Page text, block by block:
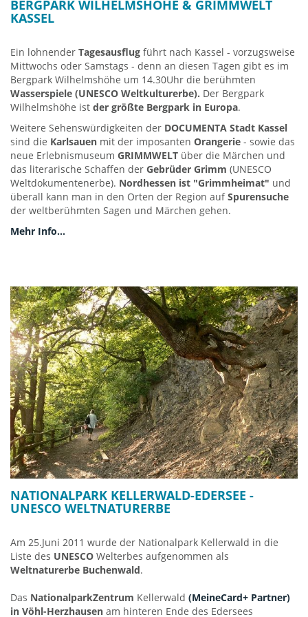
Verbinden Sie den Besuch des Museum doch mit einer
Besichtigung des
Deutschland - sowie einerStadtführung durch die
wunderschöne Fachwerk-Altstadtder alten Hansestadt
Korbach. Alles kostenfrei mit der MC+ !
BERGPARK WILHELMSHÖHE & GRIMMWELT
KASSEL
Ein lohnender Tagesausflug führt nach Kassel - vorzugsweise
Mittwochs oder Samstags - denn an diesen Tagen gibt es im
Bergpark Wilhelmshöhe um 14.30Uhr die berühmten
Wasserspiele (UNESCO Weltkulturerbe). Der Bergpark
Wilhelmshöhe ist der größte Bergpark in Europa.
Weitere Sehenswürdigkeiten der DOCUMENTA Stadt Kassel
sind die Karlsauen mit der imposanten Orangerie - sowie das
neue Erlebnismuseum GRIMMWELT über die Märchen und
das literarische Schaffen der Gebrüder Grimm (UNESCO
Weltdokumentenerbe). Nordhessen ist "Grimmheimat" und
überall kann man in den Orten der Region aufSpurensuche
der weltberühmten Sagen und Märchen gehen.
Mehr Info...
NATIONALPARK KELLERWALD-EDERSEE -
UNESCO WELTNATURERBE
Am 25.Juni 2011 wurde der Nationalpark Kellerwald in die
Liste des UNESCO Welterbes aufgenommen als
Weltnaturerbe Buchenwald.
Das NationalparkZentrum Kellerwald (MeineCard+ Partner)
in Vöhl-Herzhausen am hinteren Ende des Edersees